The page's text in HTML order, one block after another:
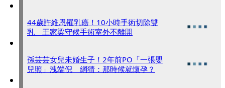
44歲許維恩罹乳癌！10小時手術切除雙
乳 王家梁守候手術室外不離開
孫芸芸女兒未婚生子！2年前PO「一張嬰
兒照」洩端倪 網猜：那時候就懷孕？